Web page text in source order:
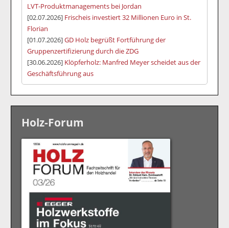
LVT-Produktmanagements bei Jordan
[02.07.2026] Frischeis investiert 32 Millionen Euro in St.
Florian
[01.07.2026]GD Holz begrüßt Fortführung der
Gruppenzertifizierung durch die ZDG
[30.06.2026] Klöpferholz: Manfred Meyer scheidet aus der
Geschäftsführung aus
Holz-Forum